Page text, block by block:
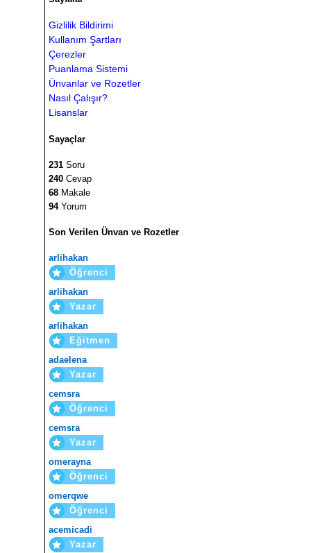
Gizlilik Bildirimi
Kullanım Şartları
Çerezler
Puanlama Sistemi
Ünvanlar ve Rozetler
Nasıl Çalışır?
Lisanslar
Sayaçlar
231 Soru
240 Cevap
68 Makale
94Yorum
Son Verilen Ünvan ve Rozetler
arlihakan
Öğrenci
arlihakan
Yazar
arlihakan
Eğitmen
adaelena
Yazar
cemsra
Öğrenci
cemsra
Yazar
omerayna
Öğrenci
omerqwe
Öğrenci
acemicadi
Yazar